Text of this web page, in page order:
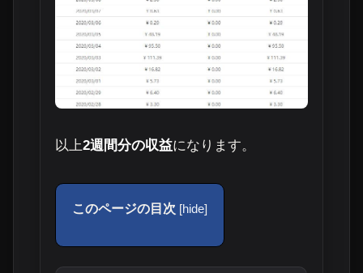
以上2週間分の収益になります。
このページの目次 [hide]